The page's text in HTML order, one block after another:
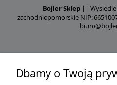
Bojler Sklep || Wysiedle
zachodniopomorskie NIP:
Dbamy o Twoją